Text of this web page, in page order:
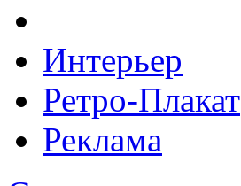
Интерьер
Ретро-Плакат
Реклама